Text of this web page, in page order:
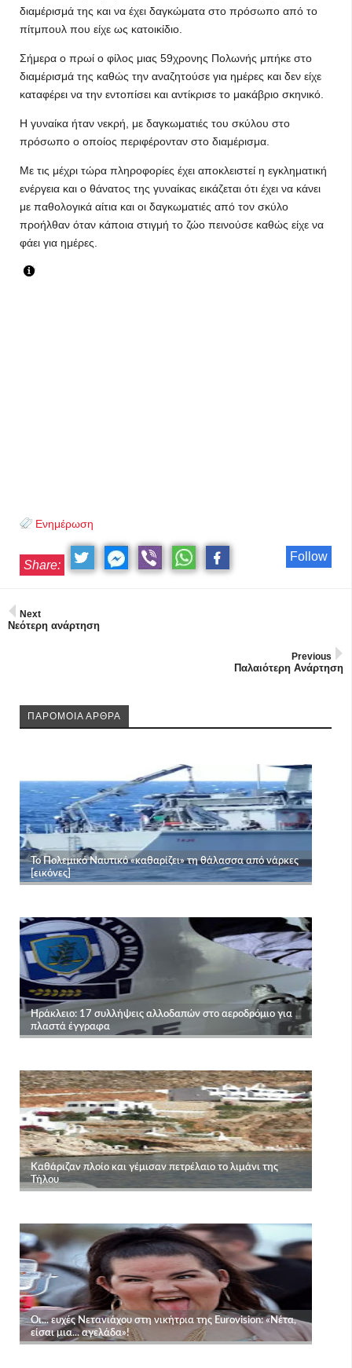
διαμέρισμά της και να έχει δαγκώματα στο πρόσωπο από το
πίτμπουλ που είχε ως κατοικίδιο.
Σήμερα ο πρωί ο φίλος μιας 59χρονης Πολωνής μπήκε στο
διαμέρισμά της καθώς την αναζητούσε για ημέρες και δεν είχε
καταφέρει να την εντοπίσει και αντίκρισε το μακάβριο σκηνικό.
Η γυναίκα ήταν νεκρή, με δαγκωματιές του σκύλου στο
πρόσωπο ο οποίος περιφέρονταν στο διαμέρισμα.
Με τις μέχρι τώρα πληροφορίες έχει αποκλειστεί η εγκληματική
ενέργεια και ο θάνατος της γυναίκας εικάζεται ότι έχει να κάνει
με παθολογικά αίτια και οι δαγκωματιές από τον σκύλο
προήλθαν όταν κάποια στιγμή το ζώο πεινούσε καθώς είχε να
φάει για ημέρες.
Ενημέρωση
Follow
Share:
Next
Νεότερη ανάρτηση
Previous
Παλαιότερη Ανάρτηση
ΠΑΡΟΜΟΙΑ ΑΡΘΡΑ